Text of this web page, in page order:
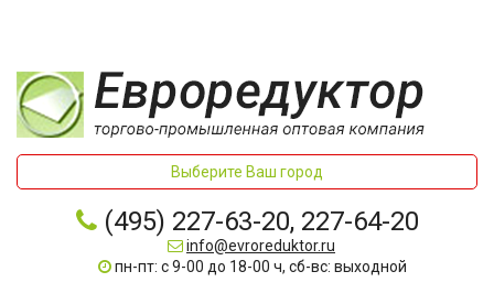
Выберите Ваш город
(495) 227-63-20, 227-64-20
info@evroreduktor.ru
пн-пт: с 9-00 до 18-00 ч, сб-вс: выходной